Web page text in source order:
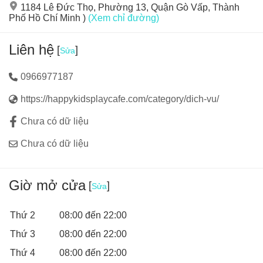
1184 Lê Đức Thọ, Phường 13, Quận Gò Vấp, Thành
Phố Hồ Chí Minh ) (Xem chỉ đường)
Liên hệ [Sửa]
0966977187
https://happykidsplaycafe.com/category/dich-vu/
Chưa có dữ liệu
Chưa có dữ liệu
Giờ mở cửa [Sửa]
Thứ 2
08:00 đến 22:00
Thứ 3
08:00 đến 22:00
Thứ 4
08:00 đến 22:00